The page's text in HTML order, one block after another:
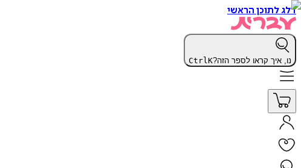
דלג לתוכן הראשי
נו, איך קראו לספר הזה? CtrlK